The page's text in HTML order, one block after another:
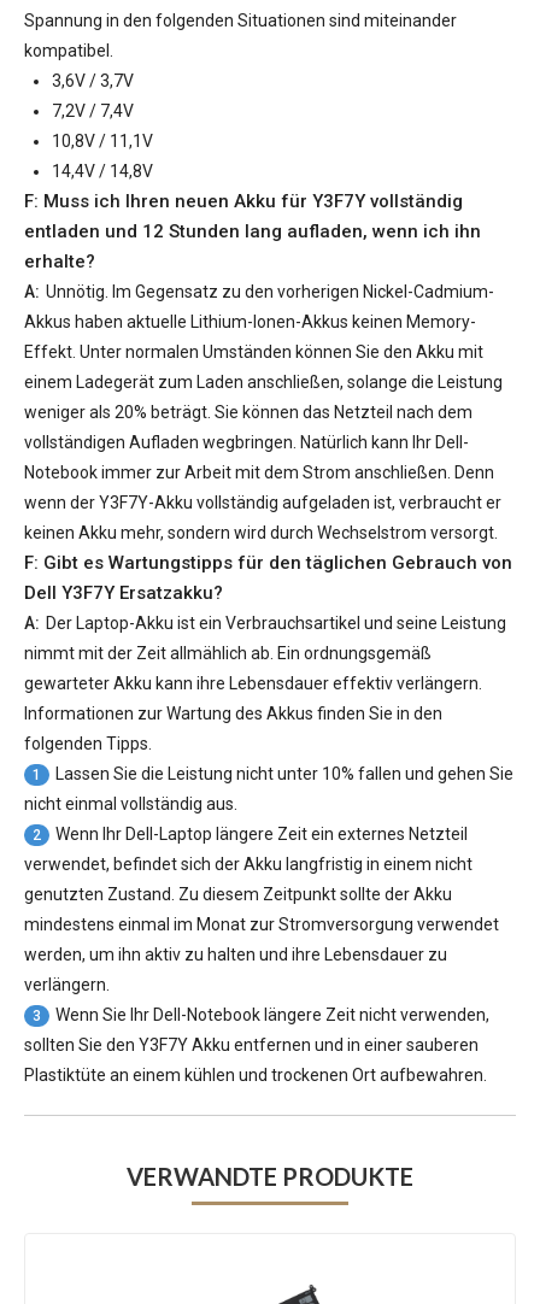
Spannung in den folgenden Situationen sind miteinander
kompatibel.
3,6V / 3,7V
7,2V / 7,4V
10,8V / 11,1V
14,4V / 14,8V
F: Muss ich Ihren neuen Akku für Y3F7Yvollständig
entladen und 12 Stunden lang aufladen, wenn ich ihn
erhalte?
A: Unnötig. Im Gegensatz zu den vorherigen Nickel-Cadmium-
Akkus haben aktuelle Lithium-Ionen-Akkus keinen Memory-
Effekt. Unter normalen Umständen können Sie den Akku mit
einem Ladegerät zum Laden anschließen, solange die Leistung
weniger als 20% beträgt. Sie können das Netzteil nach dem
vollständigen Aufladen wegbringen. Natürlich kann Ihr Dell-
Notebook immer zur Arbeit mit dem Strom anschließen. Denn
wenn derY3F7Y-Akku vollständig aufgeladen ist, verbraucht er
keinen Akku mehr, sondern wird durch Wechselstrom versorgt.
F: Gibt es Wartungstipps für den täglichen Gebrauch von
Dell Y3F7Y Ersatzakku?
A: Der Laptop-Akku ist ein Verbrauchsartikel und seine Leistung
nimmt mit der Zeit allmählich ab. Ein ordnungsgemäß
gewarteter Akku kann ihre Lebensdauer effektiv verlängern.
Informationen zur Wartung des Akkus finden Sie in den
folgenden Tipps.
1
Lassen Sie die Leistung nicht unter 10% fallen und gehen Sie
nicht einmal vollständig aus.
2
Wenn Ihr Dell-Laptop längere Zeit ein externes Netzteil
verwendet, befindet sich der Akku langfristig in einem nicht
genutzten Zustand. Zu diesem Zeitpunkt sollte der Akku
mindestens einmal im Monat zur Stromversorgung verwendet
werden, um ihn aktiv zu halten und ihre Lebensdauer zu
verlängern.
3
Wenn Sie Ihr Dell-Notebook längere Zeit nicht verwenden,
sollten Sie den Y3F7Y Akku entfernen und in einer sauberen
Plastiktüte an einem kühlen und trockenen Ort aufbewahren.
VERWANDTE PRODUKTE